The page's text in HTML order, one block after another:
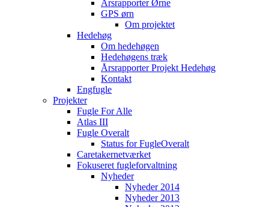
Årsrapporter Ørne
GPS ørn
Om projektet
Hedehøg
Om hedehøgen
Hedehøgens træk
Årsrapporter Projekt Hedehøg
Kontakt
Engfugle
Projekter
Fugle For Alle
Atlas III
Fugle Overalt
Status for FugleOveralt
Caretakernetværket
Fokuseret fugleforvaltning
Nyheder
Nyheder 2014
Nyheder 2013